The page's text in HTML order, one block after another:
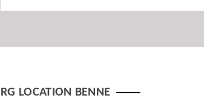
RG LOCATION BENNE